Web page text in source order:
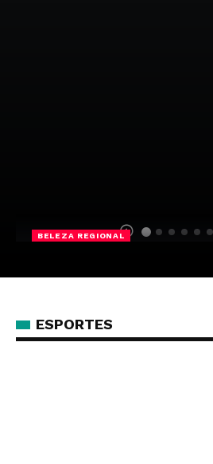
BELEZA REGIONAL
ESPORTES